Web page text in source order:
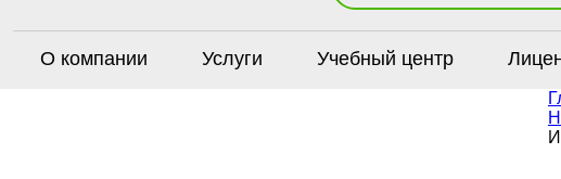
О компании Услуги Учебный центр